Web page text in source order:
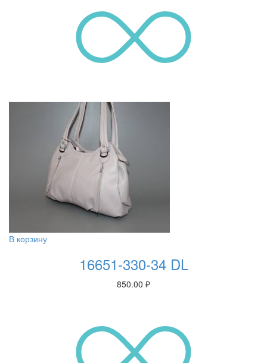
В корзину
16651-330-34 DL
850.00 ₽